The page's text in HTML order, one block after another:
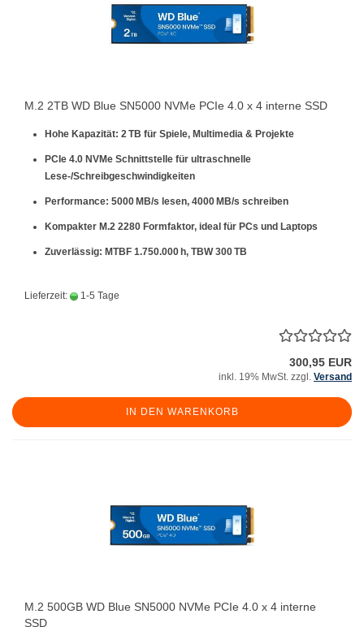
M.2 2TB WD Blue SN5000 NVMe PCIe 4.0 x 4 interne SSD
Hohe Kapazität: 2 TB für Spiele, Multimedia & Projekte
PCIe 4.0 NVMe Schnittstelle für ultraschnelle
Lese-/Schreibgeschwindigkeiten
Performance: 5000 MB/s lesen, 4000 MB/s schreiben
Kompakter M.2 2280 Formfaktor, ideal für PCs und Laptops
Zuverlässig: MTBF 1.750.000 h, TBW 300 TB
Lieferzeit: 1-5 Tage
300,95 EUR
inkl. 19% MwSt. zzgl. Versand
IN DEN WARENKORB
M.2 500GB WD Blue SN5000 NVMe PCIe 4.0 x 4 interne
SSD